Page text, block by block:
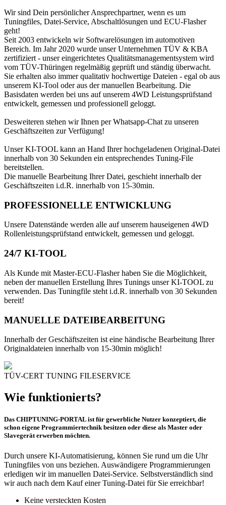
Wir sind Dein persönlicher Ansprechpartner, wenn es um
Tuningfiles, Datei-Service, Abschaltlösungen und ECU-Flasher
geht!
Seit 2003 entwickeln wir Softwarelösungen im automotiven
Bereich. Im Jahr 2020 wurde unser Unternehmen TÜV & KBA
zertifiziert - unser eingerichtetes Qualitätsmanagementsystem wird
vom TÜV-Thüringen regelmäßig geprüft und ständig überwacht.
Sie erhalten also immer qualitativ hochwertige Dateien - egal ob aus
unserem KI-Tool oder aus der manuellen Bearbeitung. Die
Basisdaten werden bei uns auf unserem 4WD Leistungsprüfstand
entwickelt, gemessen und professionell geloggt.
Desweiteren stehen wir Ihnen per Whatsapp-Chat zu unseren
Geschäftszeiten zur Verfügung!
Unser KI-TOOL kann an Hand Ihrer hochgeladenen Original-Datei
innerhalb von 30 Sekunden ein entsprechendes Tuning-File
bereitstellen.
Die manuelle Bearbeitung Ihrer Datei, geschieht innerhalb der
Geschäftszeiten i.d.R. innerhalb von 15-30min.
PROFESSIONELLE ENTWICKLUNG
Unsere Datenstände werden alle auf unserem hauseigenen 4WD
Rollenleistungsprüfstand entwickelt, gemessen und geloggt.
24/7 KI-TOOL
Als Kunde mit Master-ECU-Flasher haben Sie die Möglichkeit,
neben der manuellen Erstellung Ihres Tunings unser KI-TOOL zu
verwenden. Das Tuningfile steht i.d.R. innerhalb von 30 Sekunden
bereit!
MANUELLE DATEIBEARBEITUNG
Innerhalb der Geschäftszeiten ist eine händische Bearbeitung Ihrer
Originaldateien innerhalb von 15-30min möglich!
TÜV-CERT TUNING FILESERVICE
Wie funktionierts?
Das CHIPTUNING-PORTAL ist für gewerbliche Nutzer konzeptiert, die
schon eigene Programmiertechnik besitzen oder diese als Master oder
Slavegerät erwerben möchten.
Durch unsere KI-Automatisierung, können Sie rund um die Uhr
Tuningfiles von uns beziehen. Auswändigere Programmierungen
erledigen wir im manuellen Datei-Service. Selbstverständlich sind
wir auch nach dem Kauf einer Tuning-Datei für Sie erreichbar!
Keine versteckten Kosten